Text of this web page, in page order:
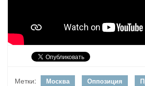
Метки: Москва Оппозиция